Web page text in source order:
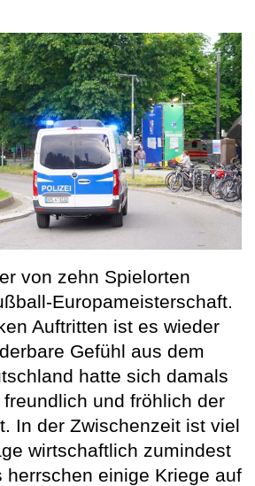
von zehn Spielorten
Europameisterschaft.
Auftritten ist es wieder
Gefühl aus dem
hatte sich damals
und fröhlich der
In der Zwischenzeit ist viel
wirtschaftlich zumindest
herrschen einige Kriege auf